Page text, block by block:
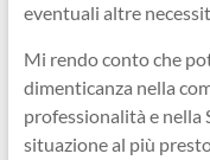
eventuali altre
Mi rendo conto che
dimenticanza nella
professionalità e nella
situazione al più